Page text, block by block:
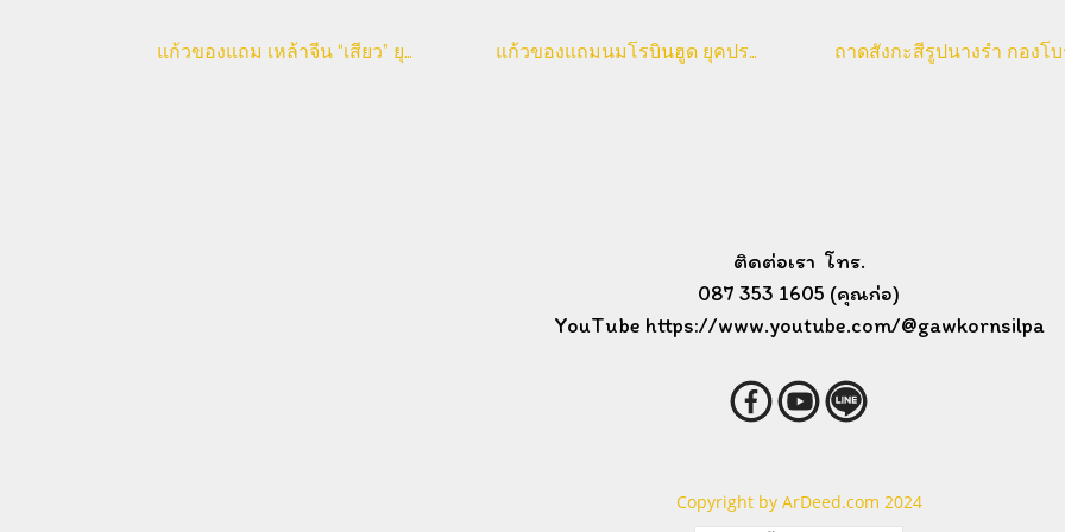
แก้วของแถม เหล้าจีน “เสียว” ยุค พ.ศ. 2520 แก้วของแถมนมโรบินฮูด ยุคประมาณปี พ.ศ. 2520
ติดต่อเรา โทร.
087 353 1605 (คุณก่อ)
YouTube https://www.youtube.com/@gawkornsilpa
Copyright by ArDeed.com 2024